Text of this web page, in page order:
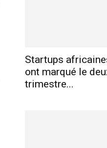
Startups
ont marqué le
trimestre...